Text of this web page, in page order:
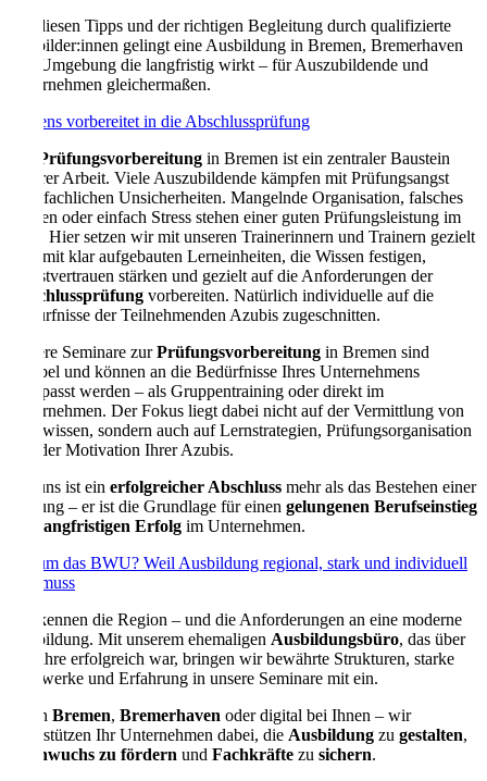
Mit diesen Tipps und der richtigen Begleitung durch qualifizierte
Ausbilder:innen gelingt eine Ausbildung in Bremen, Bremerhaven
und Umgebung die langfristig wirkt – für Auszubildende und
Unternehmen gleichermaßen.
Bestens vorbereitet in die Abschlussprüfung
Prüfungsvorbereitung in Bremen ist ein zentraler Baustein
unserer Arbeit. Viele Auszubildende kämpfen mit Prüfungsangst
oder fachlichen Unsicherheiten. Mangelnde Organisation, falsches
Lernen oder einfach Stress stehen einer guten Prüfungsleistung im
Weg. Hier setzen wir mit unseren Trainerinnern und Trainern gezielt
an – mit klar aufgebauten Lerneinheiten, die Wissen festigen,
Selbstvertrauen stärken und gezielt auf die Anforderungen der
Abschlussprüfung vorbereiten. Natürlich individuelle auf die
Bedürfnisse der Teilnehmenden Azubis zugeschnitten.
Unsere Seminare zurPrüfungsvorbereitung in Bremen sind
flexibel und können an die Bedürfnisse Ihres Unternehmens
angepasst werden – als Gruppentraining oder direkt im
Unternehmen. Der Fokus liegt dabei nicht auf der Vermittlung von
Fachwissen, sondern auch auf Lernstrategien, Prüfungsorganisation
und der Motivation Ihrer Azubis.
Für uns ist ein erfolgreicher Abschluss mehr als das Bestehen einer
Prüfung – er ist die Grundlage für einen gelungenen Berufseinstieg
langfristigen Erfolg im Unternehmen.
Warum das BWU? Weil Ausbildung regional, stark und individuell
sein muss
Wir kennen die Region – und die Anforderungen an eine moderne
Ausbildung. Mit unserem ehemaligen Ausbildungsbüro, das über
20 Jahre erfolgreich war, bringen wir bewährte Strukturen, starke
Netzwerke und Erfahrung in unsere Seminare mit ein.
Ob in Bremen, Bremerhaven oder digital bei Ihnen – wir
unterstützen Ihr Unternehmen dabei, die Ausbildung zu gestalten,
Nachwuchs zu fördern und Fachkräfte zu sichern.